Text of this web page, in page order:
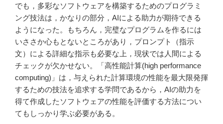
でも，多彩なソフトウェアを構築するためのプログラミ
ング技法は，かなりの部分，AIによる助力が期待できる
ようになった。もちろん，完璧なプログラムを作るには
いささか心もとないところがあり，プロンプト（指示
文）による詳細な指示も必要な上，現状では人間による
チェックが欠かせない。「高性能計算(high performance
computing)」は，与えられた計算環境の性能を最大限発揮
するための技法を追求する学問であるから，AIの助力を
得て作成したソフトウェアの性能を評価する方法につい
てもしっかり学ぶ必要がある。